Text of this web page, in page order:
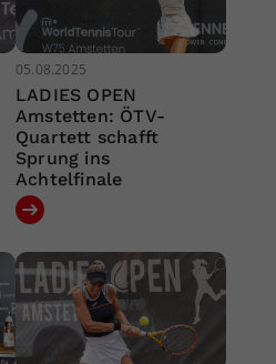
05.08.2025
LADIES OPEN
Amstetten: ÖTV-
Quartett schafft
Sprung ins
Achtelfinale